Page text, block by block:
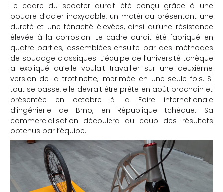
Le cadre du scooter aurait été conçu grâce à une
poudre d’acier inoxydable, un matériau présentant une
dureté et une ténacité élevées, ainsi qu’une résistance
élevée à la corrosion. Le cadre aurait été fabriqué en
quatre parties, assemblées ensuite par des méthodes
de soudage classiques. L’équipe de l’université tchèque
a expliqué qu’elle voulait travailler sur une deuxième
version de la trottinette, imprimée en une seule fois. Si
tout se passe, elle devrait être prête en août prochain et
présentée en octobre à la Foire internationale
d’ingénierie de Brno, en République tchèque. Sa
commercialisation découlera du coup des résultats
obtenus par l’équipe.